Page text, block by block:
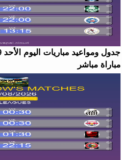
مباراة مباشر